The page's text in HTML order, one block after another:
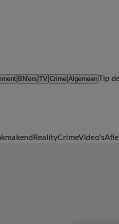
BN'ers TV Crime AlgemeenTip
RealityCrimeVideo's